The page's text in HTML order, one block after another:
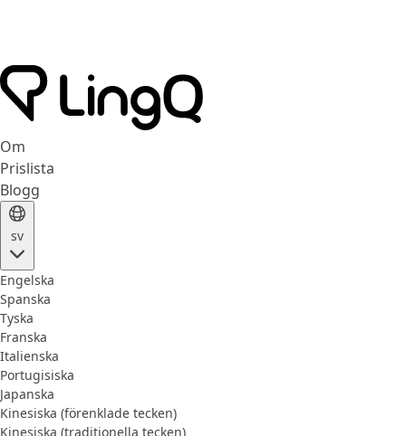
Om
Prislista
Blogg
sv
Engelska
Spanska
Tyska
Franska
Italienska
Portugisiska
Japanska
Kinesiska (förenklade tecken)
Kinesiska (traditionella tecken)